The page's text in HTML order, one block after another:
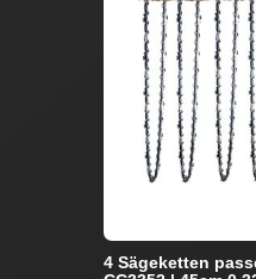
4 Sägeketten